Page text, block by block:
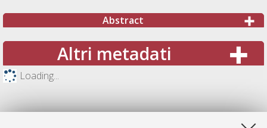
Abstract
Altri metadati
Loading...